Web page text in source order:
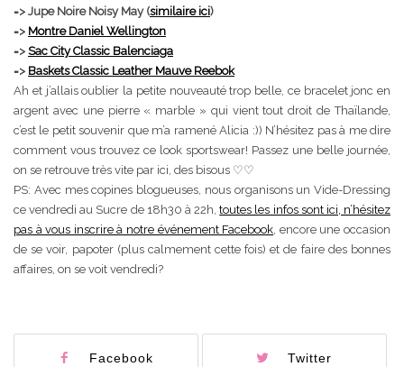
=> Jupe Noire Noisy May (similaire ici)
=> Montre Daniel Wellington
=> Sac City Classic Balenciaga
=> Baskets Classic Leather Mauve Reebok
Ah et j’allais oublier la petite nouveauté trop belle, ce bracelet jonc en
argent avec une pierre « marble » qui vient tout droit de Thaïlande,
c’est le petit souvenir que m’a ramené Alicia :)) N’hésitez pas à me dire
comment vous trouvez ce look sportswear! Passez une belle journée,
on se retrouve très vite par ici, des bisous ♡♡
PS: Avec mes copines blogueuses, nous organisons un Vide-Dressing
ce vendredi au Sucre de 18h30 à 22h,toutes les infos sont ici, n’hésitez
pas à vous inscrire à notre événement Facebook, encore une occasion
de se voir, papoter (plus calmement cette fois) et de faire des bonnes
affaires, on se voit vendredi?
Facebook Twitter